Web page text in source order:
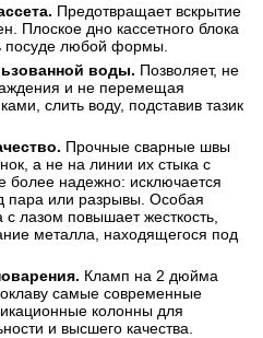
Предотвращает вскрытие
Плоское дно кассетного блока
посуде любой формы.
воды. Позволяет, не
и не перемещая
слить воду, подставив тазик
Прочные сварные швы
а не на линии их стыка с
более надежно: исключается
пара или разрывы. Особая
лазом повышает жесткость,
металла, находящегося под
Кламп на 2 дюйма
самые современные
колонны для
и высшего качества.